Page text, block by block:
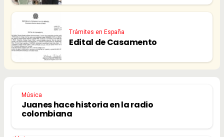
Trámites en España
Edital de Casamento
Música
Juanes hace historia en la radio
colombiana